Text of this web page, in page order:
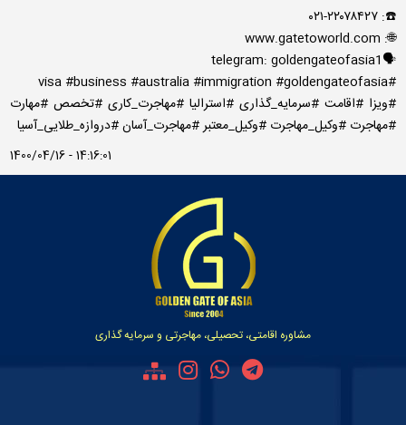
☎️: ۰۲۱-۲۲۰۷۸۴۲۷
🌐: www.gatetoworld.com
🗣telegram: goldengateofasia1
#visa #business #australia #immigration #goldengateofasia
#ویزا #اقامت #سرمایه_گذاری #استرالیا #مهاجرت_کاری #تخصص #مهارت
#مهاجرت #وکیل_مهاجرت #وکیل_معتبر #مهاجرت_آسان #دروازه_طلایی_آسیا
1400/04/16 - 14:16:01
مشاوره اقامتی، تحصیلی، مهاجرتی و سرمایه گذاری